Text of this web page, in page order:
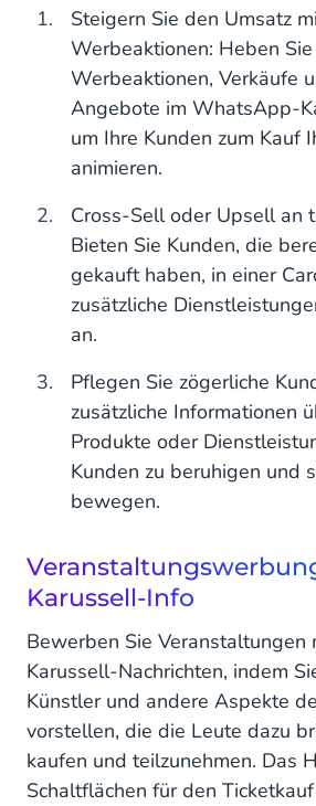
Steigern Sie den Umsatz
Werbeaktionen: Heben
Werbeaktionen, Verkäufe
Angebote im WhatsApp-
um Ihre Kunden zum Kauf
animieren.
Cross-Sell oder Upsell an
Bieten Sie Kunden, die
gekauft haben, in einer
zusätzliche
an.
Pflegen Sie zögerliche
zusätzliche Informationen
Produkte oder
Kunden zu beruhigen und
bewegen.
Karussell-Info
Bewerben Sie
Karussell-Nachrichten, indem
Künstler und andere Aspekte
vorstellen, die die Leute dazu
kaufen und teilzunehmen. Das
Schaltflächen für den